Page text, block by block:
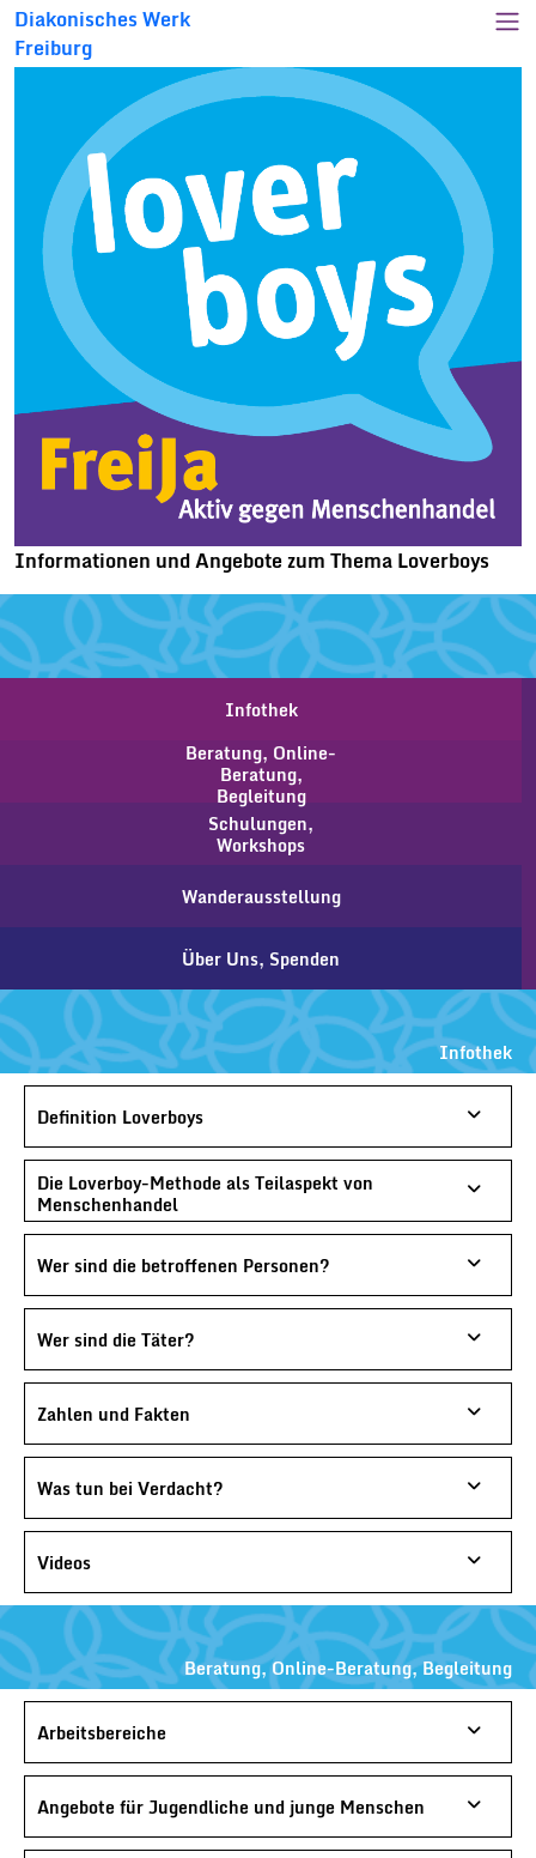
Diakonisches Werk
Freiburg
Informationen und Angebote zum Thema Loverboys
Infothek
Beratung, Online-
Beratung,
Begleitung
Schulungen,
Workshops
Wanderausstellung
Über Uns, Spenden
Infothek
Definition Loverboys
Die Loverboy-Methode als Teilaspekt von
Menschenhandel
Wer sind die betroffenen Personen?
Wer sind die Täter?
Zahlen und Fakten
Was tun bei Verdacht?
Videos
Beratung, Online-Beratung, Begleitung
Arbeitsbereiche
Angebote für Jugendliche und junge Menschen